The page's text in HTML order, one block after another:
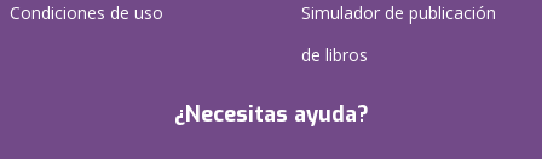
Condiciones de uso
Simulador de publicación
de libros
¿Necesitas ayuda?